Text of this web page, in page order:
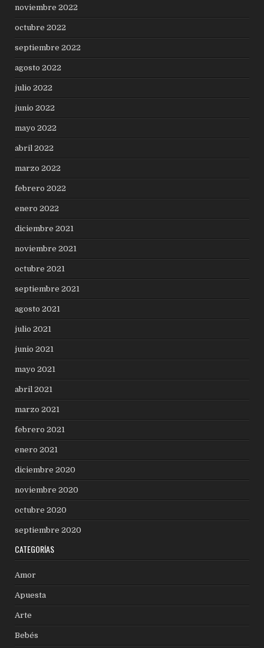
noviembre 2022
octubre 2022
septiembre 2022
agosto 2022
julio 2022
junio 2022
mayo 2022
abril 2022
marzo 2022
febrero 2022
enero 2022
diciembre 2021
noviembre 2021
octubre 2021
septiembre 2021
agosto 2021
julio 2021
junio 2021
mayo 2021
abril 2021
marzo 2021
febrero 2021
enero 2021
diciembre 2020
noviembre 2020
octubre 2020
septiembre 2020
CATEGORÍAS
Amor
Apuesta
Arte
Bebés